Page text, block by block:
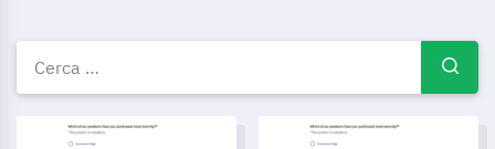
Modelli di sondaggi gratuiti
Modello di modulo di registrazione per maratona
Modello di modulo di